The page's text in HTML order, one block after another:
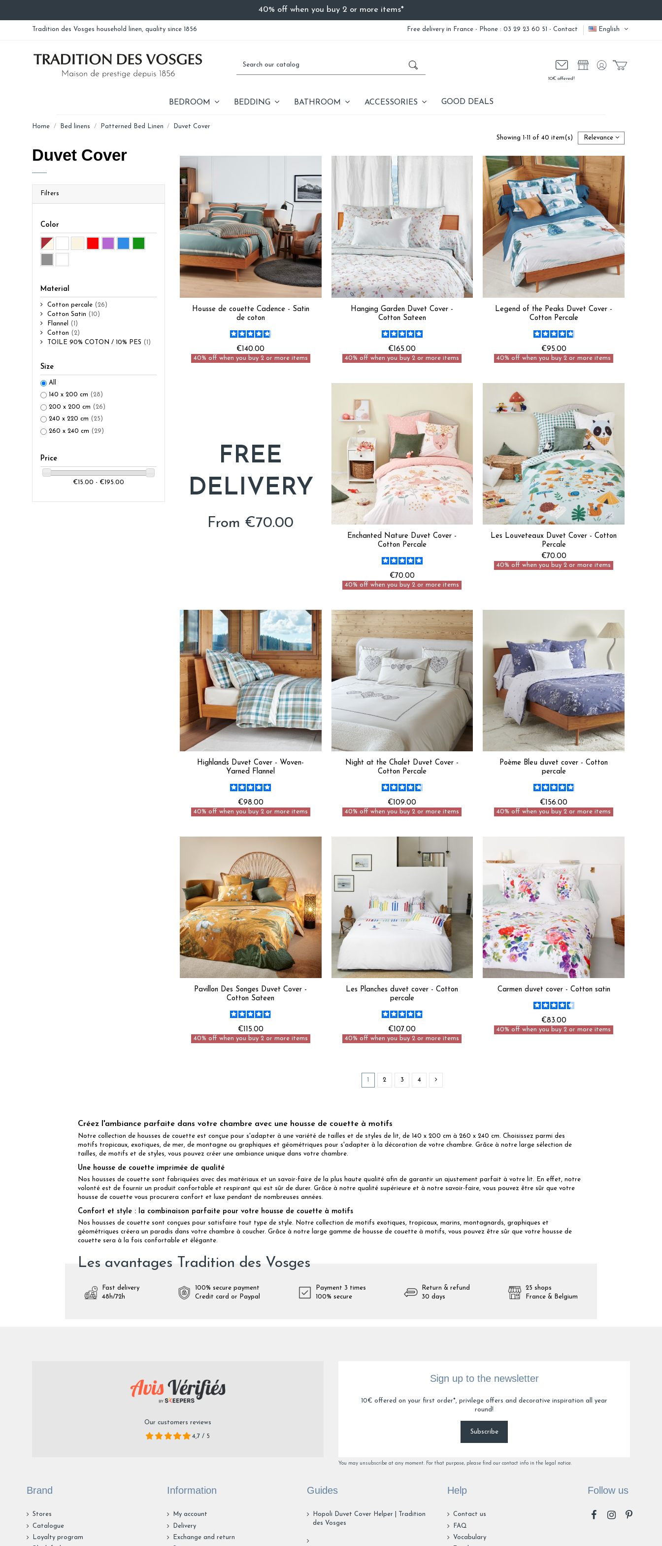
40% off when you buy 2 or more items*
Tradition des Vosges household linen, quality since 1856 Free deliveryin France - Phone : 03 29 23 60 51 -Contact English
10€ offered!
BEDROOM BEDDING BATHROOM ACCESSORIES GOOD DEALS
Home Bed linens Patterned Bed Linen Duvet Cover
Duvet Cover
Filters
Color
Material
Cotton percale (26)
Cotton Satin (10)
Flannel (1)
Cotton (2)
TOILE 90% COTON / 10% PES (1)
Size
All
140 x 200 cm (28)
200 x 200 cm (26)
240 x 220 cm (25)
260 x 240 cm (29)
Price
€15.00 - €195.00
Showing 1-11 of 40 item(s) Relevance
Housse de couette Cadence - Satin
de coton
€140.00
40% off when you buy 2 or more items
Hanging Garden Duvet Cover -
Cotton Sateen
€165.00
40% off when you buy 2 or more items
Legend of the Peaks Duvet Cover -
Cotton Percale
€95.00
40% off when you buy 2 or more items
FREE
DELIVERY
From €70.00
Enchanted Nature Duvet Cover -
Cotton Percale
€70.00
40% off when you buy 2 or more items
Les Louveteaux Duvet Cover - Cotton
Percale
€70.00
40% off when you buy 2 or more items
Highlands Duvet Cover - Woven-
Yarned Flannel
€98.00
40% off when you buy 2 or more items
Night at the Chalet Duvet Cover -
Cotton Percale
€109.00
40% off when you buy 2 or more items
Poème Bleu duvet cover - Cotton
percale
€156.00
40% off when you buy 2 or more items
Pavillon Des Songes Duvet Cover -
Cotton Sateen
€115.00
40% off when you buy 2 or more items
Les Planches duvet cover - Cotton
percale
€107.00
40% off when you buy 2 or more items
Carmen duvet cover - Cotton satin
€83.00
40% off when you buy 2 or more items
1 2 3 4
Créez l'ambiance parfaite dans votre chambre avec une housse de couette à motifs
Notre collection de housses de couette est conçue pour s'adapter à une variété de tailles et de styles de lit, de 140 x 200 cm à 260 x 240 cm. Choisissez parmi des
motifs tropicaux, exotiques, de mer, de montagne ou graphiques et géométriques pour s'adapter à la décoration de votre chambre. Grâce à notre large sélection de
tailles, de motifs et de styles, vous pouvez créer une ambiance unique dans votre chambre.
Une housse de couette imprimée de qualité
Nos housses de couette sont fabriquées avec des matériaux et un savoir-faire de la plus haute qualité afin de garantir un ajustement parfait à votre lit. En effet, notre
volonté est de fournir un produit confortable et respirant qui est sûr de durer. Grâce à notre qualité supérieure et à notre savoir-faire, vous pouvez être sûr que votre
housse de couette vous procurera confort et luxe pendant de nombreuses années.
Confort et style : la combinaison parfaite pour votre housse de couette à motifs
Nos housses de couette sont conçues pour satisfaire tout type de style. Notre collection de motifs exotiques, tropicaux, marins, montagnards, graphiques et
géométriques créera un paradis dans votre chambre à coucher. Grâce à notre large gamme de housse de couette à motifs, vous pouvez être sûr que votre housse de
couette sera à la fois confortable et élégante.
Les avantages Tradition des Vosges
Fast delivery
48h/72h
100% secure payment
Credit card or Paypal
Payment 3 times
100% secure
Return & refund
30 days
25 shops
France & Belgium
Our customers reviews
4,7 / 5
Sign up to the newsletter
10€ offered on your first order*, privilege offers and decorative inspiration all year
round!
Subscribe
You may unsubscribe at any moment. For that purpose, please find our contact info in the legal notice.
Brand
Stores
Catalogue
Loyalty program
Information
My account
Delivery
Exchange and return
Guides
Hopoli Duvet Cover Helper | Tradition
des Vosges
Help
Contact us
FAQ
Vocabulary
Follow us